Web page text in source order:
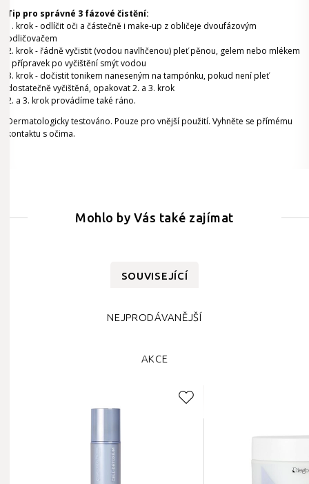
Tip pro správné 3 fázové čistění:
1. krok - odlíčit oči a částečně i make-up z obličeje dvoufázovým
odličovačem
2. krok - řádně vyčistit (vodou navlhčenou) pleť pěnou, gelem nebo mlékem
- přípravek po vyčištění smýt vodou
3. krok - dočistit tonikem naneseným na tampónku, pokud není pleť
dostatečně vyčištěná, opakovat 2. a 3. krok
2. a 3. krok provádíme také ráno.
Dermatologicky testováno. Pouze pro vnější použití. Vyhněte se přímému
kontaktu s očima.
Mohlo by Vás také zajímat
SOUVISEJÍCÍ
NEJPRODÁVANĚJŠÍ
AKCE